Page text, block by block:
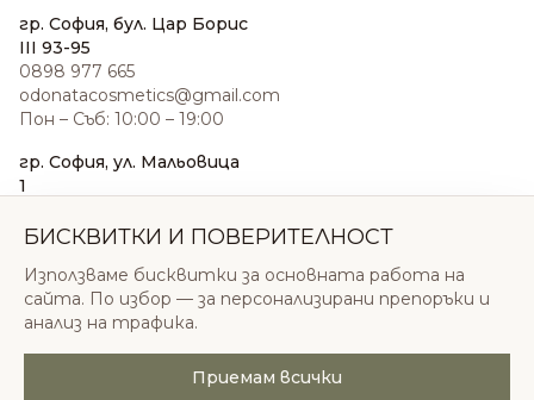
гр. София, бул. Цар Борис
III 93-95
0898 977 665
odonatacosmetics@gmail.com
Пон – Съб: 10:00 – 19:00
гр. София, ул. Мальовица
1
sales@odonatacosmetics.com
Нед: 11:00 – 18:00
© 2026 Одоната Козметикс ООД. Всички права
БИСКВИТКИ И ПОВЕРИТЕЛНОСТ
Използваме бисквитки за основната работа на
сайта. По избор — за персонализирани препоръки и
анализ на трафика.
Приемам всички